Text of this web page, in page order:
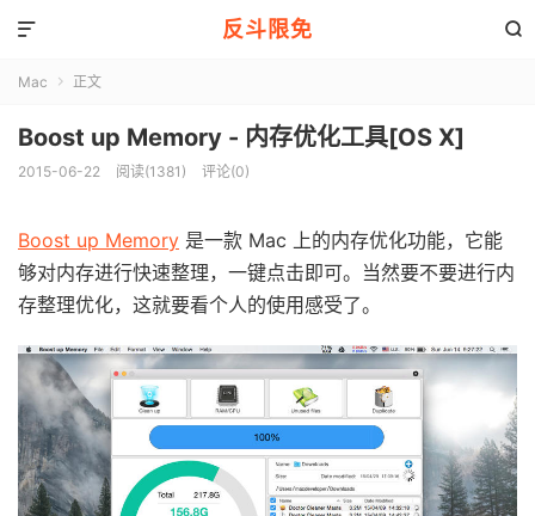
反斗限免 

Mac  正文
Boost up Memory - 内存优化工具[OS X]
2015-06-22 阅读(1381) 评论(0)
Boost up Memory 是一款 Mac 上的内存优化功能，它能
够对内存进行快速整理，一键点击即可。当然要不要进行内
存整理优化，这就要看个人的使用感受了。